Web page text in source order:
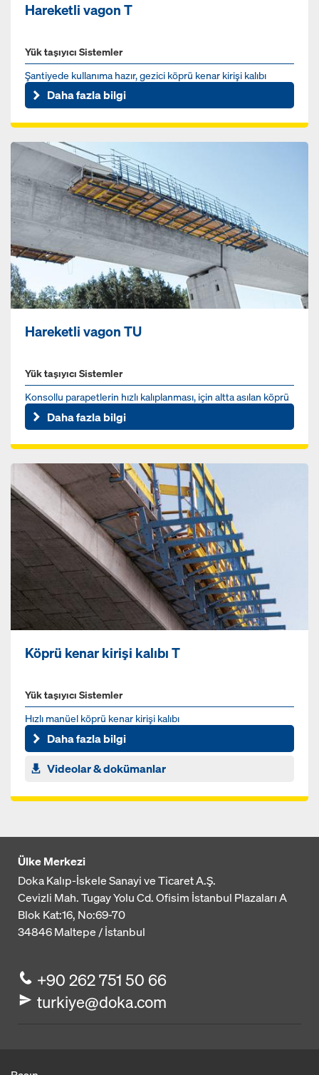
Hareketli vagon T
Yük taşıyıcı Sistemler
Şantiyede kullanıma hazır, gezici köprü kenar kirişi kalıbı
Daha fazla bilgi
Hareketli vagon TU
Yük taşıyıcı Sistemler
Konsollu parapetlerin hızlı kalıplanması, için altta asılan köprü
kenar kirişi kalıbı
Daha fazla bilgi
Köprü kenar kirişi kalıbı T
Yük taşıyıcı Sistemler
Hızlı manüel köprü kenar kirişi kalıbı
Daha fazla bilgi
Videolar & dokümanlar
Ülke Merkezi
Doka Kalıp-İskele Sanayi ve Ticaret A.Ş.
Cevizli Mah. Tugay Yolu Cd. Ofisim İstanbul Plazaları A
Blok Kat:16, No:69-70
34846Maltepe / İstanbul
+90 262 751 50 66
turkiye@doka.com